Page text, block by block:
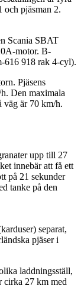
och pjäsman 2.
Scania SBAT
motor. B-
616 918 rak 4-cyl).
Pjäsens
Den maximala
väg är 70 km/h.
upp till 27
innebär att få ett
på 21 sekunder
tanke på den
separat,
pjäser i
laddningsställ,
cirka 27 km med